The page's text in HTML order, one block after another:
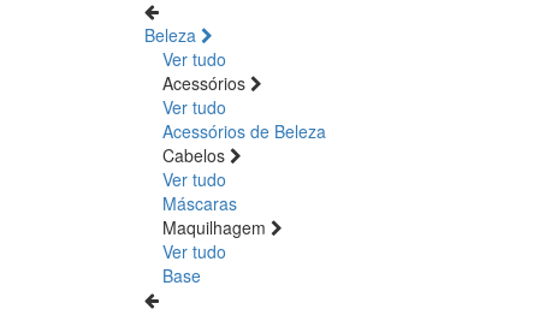
Beleza
Ver tudo
Acessórios
Ver tudo
Acessórios de Beleza
Cabelos
Ver tudo
Máscaras
Maquilhagem
Ver tudo
Base